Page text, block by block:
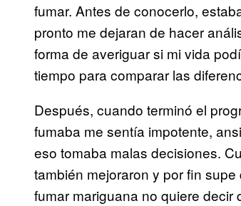
fumar. Antes de conocerlo,
pronto me dejaran de hacer
forma de averiguar si mi vida
tiempo para comparar las
Después, cuando terminó el
fumaba me sentía impotente,
eso tomaba malas decisiones.
también mejoraron y por fin
fumar mariguana no quiere decir